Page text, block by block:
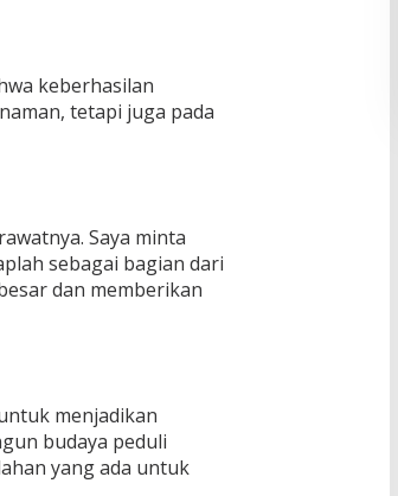
keberhasilan
tetapi juga pada
Saya minta
sebagai bagian dari
dan memberikan
menjadikan
budaya peduli
yang ada untuk